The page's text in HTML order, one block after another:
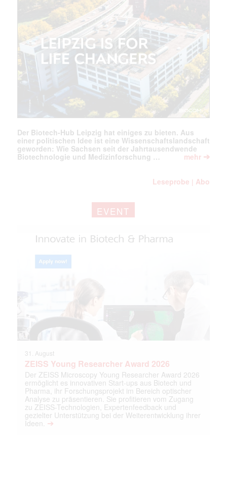
Der Biotech-Hub Leipzig hat einiges zu bieten. Aus
einer politischen Idee ist eine Wissenschaftslandschaft
geworden: Wie Sachsen seit der Jahrtausendwende
Biotechnologie und Medizinforschung …
mehr ➔
Leseprobe | Abo
EVENT
31. August
ZEISS Young Researcher Award 2026
Der ZEISS Microscopy Young Researcher Award 2026
ermöglicht es innovativen Start-ups aus Biotech und
Pharma, ihr Forschungsprojekt im Bereich optischer
Analyse zu präsentieren. Sie profitieren vom Zugang
zu ZEISS-Technologien, Expertenfeedback und
gezielter Unterstützung bei der Weiterentwicklung ihrer
Ideen. ➔